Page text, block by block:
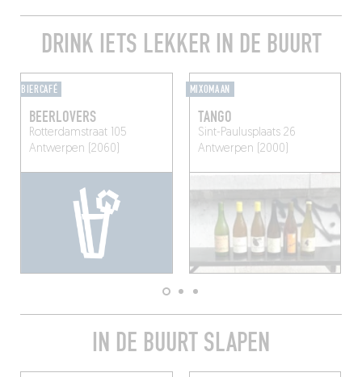
DRINK IETS LEKKER IN DE BUURT
BIERCAFÉ
BEERLOVERS
Rotterdamstraat 105
Antwerpen (2060)
MIXOMAAN
TANGO
Sint-Paulusplaats 26
Antwerpen (2000)
IN DE BUURT SLAPEN